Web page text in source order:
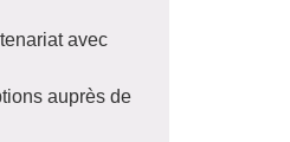
avec
auprès de